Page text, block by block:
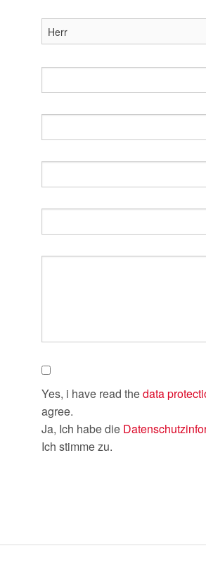
Yes, i have read thedata
agree.
Ja, Ich habe die
Ich stimme zu.